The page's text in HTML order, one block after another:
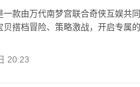
一款由万代南梦宫联合奇侠互娱共
贝搭档冒险、策略激战，开启专属
20:23